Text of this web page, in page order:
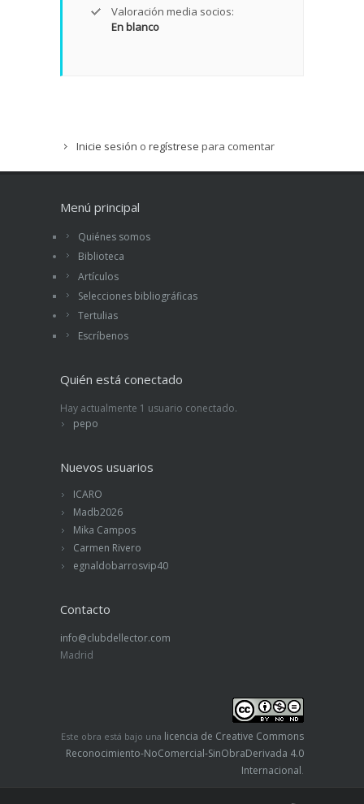
Valoración media socios:
En blanco
Inicie sesión o regístrese para comentar
Menú principal
Quiénes somos
Biblioteca
Artículos
Selecciones bibliográficas
Tertulias
Escríbenos
Quién está conectado
Hay actualmente 1 usuario conectado.
pepo
Nuevos usuarios
ICARO
Madb2026
Mika Campos
Carmen Rivero
egnaldobarrosvip40
Contacto
info@clubdellector.com
Madrid
Este obra está bajo una licencia de Creative Commons
Reconocimiento-NoComercial-SinObraDerivada 4.0
Internacional